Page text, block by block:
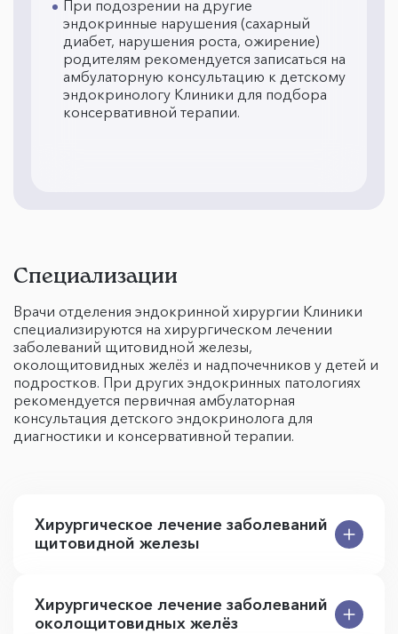
При подозрении на другие
эндокринные нарушения (сахарный
диабет, нарушения роста, ожирение)
родителям рекомендуется записаться на
амбулаторную консультацию к детскому
эндокринологу Клиники для подбора
консервативной терапии.
Специализации
Врачи отделения эндокринной хирургии Клиники
специализируются на хирургическом лечении
заболеваний щитовидной железы,
околощитовидных желёз и надпочечников у детей и
подростков. При других эндокринных патологиях
рекомендуется первичная амбулаторная
консультация детского эндокринолога для
диагностики и консервативной терапии.
Хирургическое лечение заболеваний
щитовидной железы
Хирургическое лечение заболеваний
околощитовидных желёз